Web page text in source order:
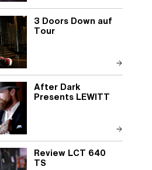
3 Doors Down auf
Tour
After Dark
Presents LEWITT
Review LCT 640
TS